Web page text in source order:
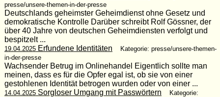
presse/unsere-themen-in-der-presse
Deutschlands geheimster Geheimdienst ohne Gesetz und
demokratische Kontrolle Darüber schreibt Rolf Gössner, der
über 40 Jahre von deutschen Geheimdiensten verfolgt und
bespitzelt ...
19.04.2025Erfundene Identitäten
Kategorie: presse/unsere-themen-
in-der-presse
Wachsender Betrug im Onlinehandel Eigentlich sollte man
meinen, dass es für die Opfer egal ist, ob sie von einer
gestohlenen Identität betrogen wurden oder von einer ...
14.04.2025Sorgloser Umgang mit Passwörtern
Kategorie: